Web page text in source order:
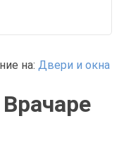
на: Двери и окна